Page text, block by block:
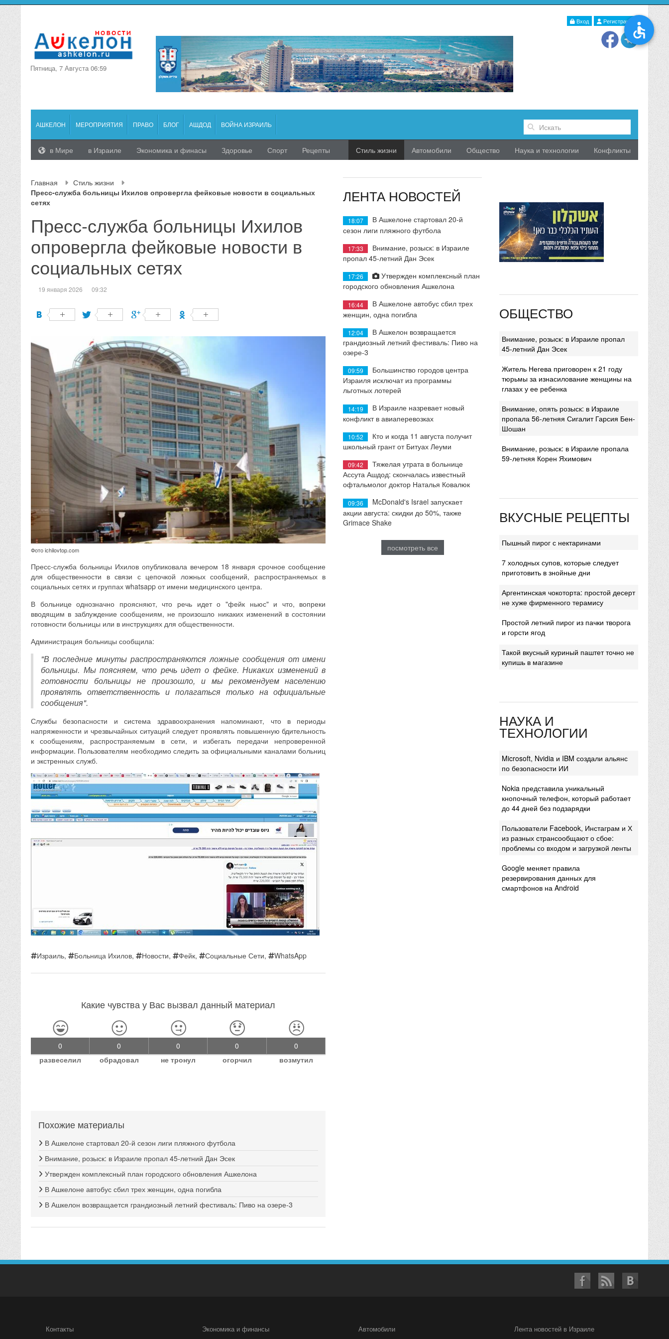
Вход Регистрация
Пятница, 7 Августа 06:59
АШКЕЛОН МЕРОПРИЯТИЯ ПРАВО БЛОГ АШДОД ВОЙНА ИЗРАИЛЬ
в Мире в Израиле Экономика и финасы Здоровье Спорт Рецепты Стиль жизни Автомобили Общество Наука и технологии Конфликты
Главная
Стиль жизни
Пресс-служба больницы Ихилов опровергла фейковые новости в социальных
сетях
Пресс-служба больницы Ихилов
опровергла фейковые новости в
социальных сетях
19 января 2026 09:32
Фото ichilovtop.com
Пресс-служба больницы Ихилов опубликовала вечером 18 января срочное сообщение
для общественности в связи с цепочкой ложных сообщений, распространяемых в
социальных сетях и группах whatsapp от имени медицинского центра.
В больнице однозначно проясняют, что речь идет о "фейк ньюс" и что, вопреки
вводящим в заблуждение сообщениям, не произошло никаких изменений в состоянии
готовности больницы или в инструкциях для общественности.
Администрация больницы сообщила:
"В последние минуты распространяются ложные сообщения от имени
больницы. Мы поясняем, что речь идет о фейке. Никаких изменений в
готовности больницы не произошло, и мы рекомендуем населению
проявлять ответственность и полагаться только на официальные
сообщения".
Службы безопасности и система здравоохранения напоминают, что в периоды
напряженности и чрезвычайных ситуаций следует проявлять повышенную бдительность
к сообщениям, распространяемым в сети, и избегать передачи непроверенной
информации. Пользователям необходимо следить за официальными каналами больниц
и экстренных служб.
Израиль, Больница Ихилов, Новости, Фейк, Социальные Сети, WhatsApp
Какие чувства у Вас вызвал данный материал
0
развеселил
0
обрадовал
0
не тронул
0
огорчил
0
возмутил
Похожие материалы
В Ашкелоне стартовал 20-й сезон лиги пляжного футбола
Внимание, розыск: в Израиле пропал 45-летний Дан Эсек
Утвержден комплексный план городского обновления Ашкелона
В Ашкелоне автобус сбил трех женщин, одна погибла
В Ашкелон возвращается грандиозный летний фестиваль: Пиво на озере-3
ЛЕНТА НОВОСТЕЙ
18:07
В Ашкелоне стартовал 20-й
сезон лиги пляжного футбола
17:33
Внимание, розыск: в Израиле
пропал 45-летний Дан Эсек
17:26
Утвержден комплексный план
городского обновления Ашкелона
16:44
В Ашкелоне автобус сбил трех
женщин, одна погибла
12:04
В Ашкелон возвращается
грандиозный летний фестиваль: Пиво на
озере-3
09:59
Большинство городов центра
Израиля исключат из программы
льготных лотерей
14:19
В Израиле назревает новый
конфликт в авиаперевозках
10:52
Кто и когда 11 августа получит
школьный грант от Битуах Леуми
09:42
Тяжелая утрата в больнице
Ассута Ашдод: скончалась известный
офтальмолог доктор Наталья Ковалюк
09:36
McDonald's Israel запускает
акции августа: скидки до 50%, также
Grimace Shake
посмотреть все
ОБЩЕСТВО
Внимание, розыск: в Израиле пропал
45-летний Дан Эсек
Житель Негева приговорен к 21 году
тюрьмы за изнасилование женщины на
глазах у ее ребенка
Внимание, опять розыск: в Израиле
пропала 56-летняя Сигалит Гарсия Бен-
Шошан
Внимание, розыск: в Израиле пропала
59-летняя Корен Яхимович
ВКУСНЫЕ РЕЦЕПТЫ
Пышный пирог с нектаринами
7 холодных супов, которые следует
приготовить в знойные дни
Аргентинская чокоторта: простой десерт
не хуже фирменного терамису
Простой летний пирог из пачки творога
и горсти ягод
Такой вкусный куриный паштет точно не
купишь в магазине
НАУКА И
ТЕХНОЛОГИИ
Microsoft, Nvidia и IBM создали альянс
по безопасности ИИ
Nokia представила уникальный
кнопочный телефон, который работает
до 44 дней без подзарядки
Пользователи Facebook, Инстаграм и Х
из разных странсообщают о сбое:
проблемы со входом и загрузкой ленты
Google меняет правила
резервирования данных для
смартфонов на Android
Контакты
Экономика и финансы
Автомобили
Лента новостей в Израиле